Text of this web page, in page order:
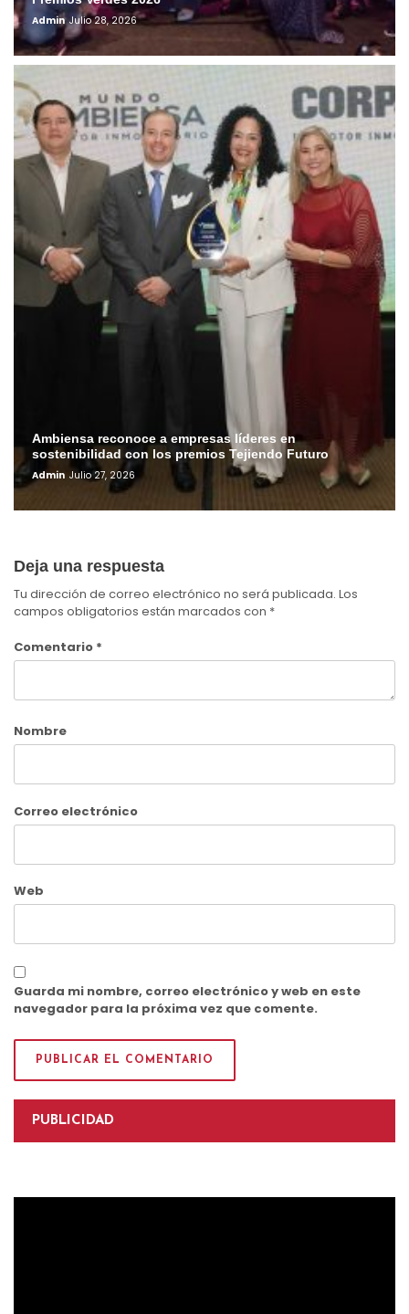
Admin Julio 28, 2026
Ambiensa reconoce a empresas líderes en
sostenibilidad con los premios Tejiendo Futuro
Admin Julio 27, 2026
Deja una respuesta
Tu dirección de correo electrónico no será publicada. Los
campos obligatorios están marcados con *
Comentario *
Nombre
Correo electrónico
Web
Guarda mi nombre, correo electrónico y web en este
navegador para la próxima vez que comente.
PUBLICIDAD